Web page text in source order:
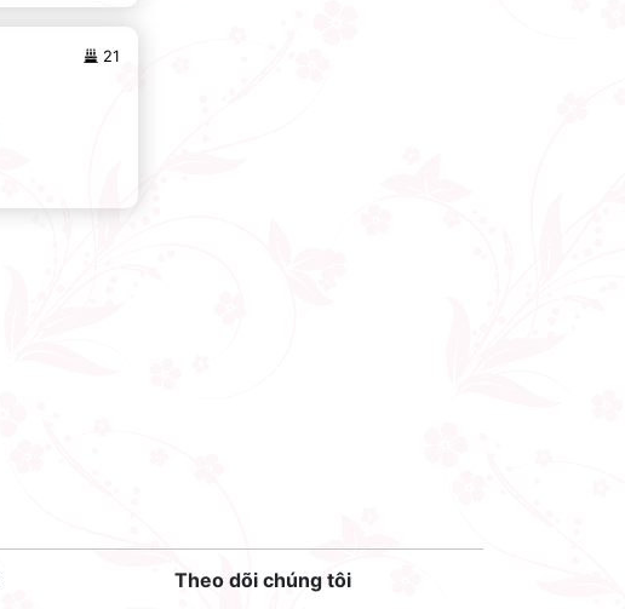
21
Theo dõi chúng tôi